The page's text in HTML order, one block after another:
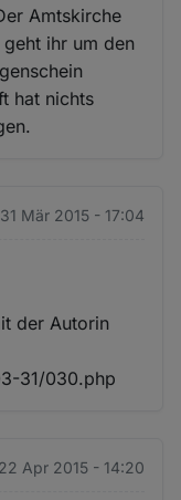
Amtskirche
ihr um den
hat nichts
Mär 2015 - 17:04
der Autorin
31/030.php
Apr 2015 - 14:20